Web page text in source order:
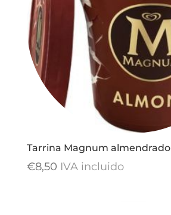
Tarrina Magnum almendrado
€8,50 IVA incluido